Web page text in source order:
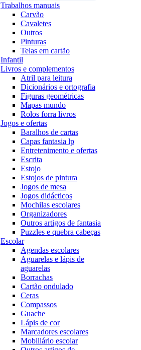
Trabalhos manuais
Carvão
Cavaletes
Outros
Pinturas
Telas em cartão
Infantil
Livros e complementos
Atril para leitura
Dicionários e ortografia
Figuras geométricas
Mapas mundo
Rolos forra livros
Jogos e ofertas
Baralhos de cartas
Capas fantasia lp
Entretenimento e ofertas
Escrita
Estojo
Estojos de pintura
Jogos de mesa
Jogos didácticos
Mochilas escolares
Organizadores
Outros artigos de fantasia
Puzzles e quebra cabeças
Escolar
Agendas escolares
Aguarelas e lápis de
aguarelas
Borrachas
Cartão ondulado
Ceras
Compassos
Guache
Lápis de cor
Marcadores escolares
Mobiliário escolar